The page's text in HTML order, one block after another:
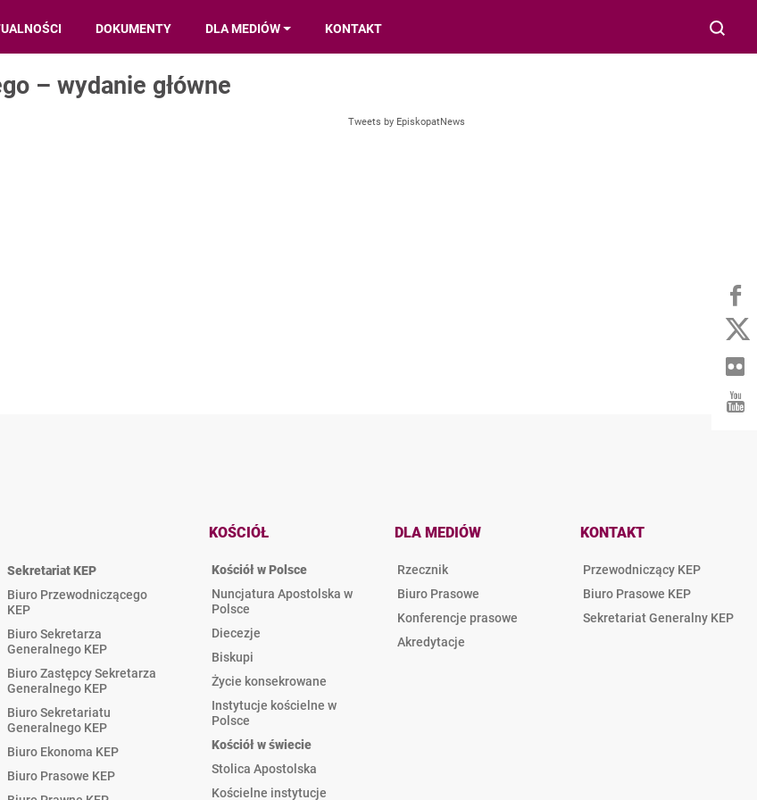
DOKUMENTY DLA MEDIÓW KONTAKT
– wydanie główne
Tweets by EpiskopatNews
Sekretariat KEP
Biuro Przewodniczącego
KEP
Biuro Sekretarza
Generalnego KEP
Biuro Zastępcy Sekretarza
Generalnego KEP
Biuro Sekretariatu
Generalnego KEP
Biuro Ekonoma KEP
Biuro Prasowe KEP
KOŚCIÓŁ
Kościół w Polsce
Nuncjatura Apostolska w
Polsce
Diecezje
Biskupi
Życie konsekrowane
Instytucje kościelne w
Polsce
Kościół w świecie
Stolica Apostolska
Kościelne instytucje
DLA MEDIÓW
Rzecznik
Biuro Prasowe
Konferencje prasowe
Akredytacje
KONTAKT
Przewodniczący KEP
Biuro Prasowe KEP
Sekretariat Generalny KEP